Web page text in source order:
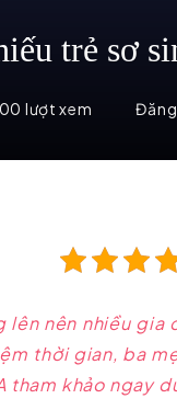
trẻ sơ
lượt xem
lên nên nhiều
thời gian, ba
tham khảo ngay